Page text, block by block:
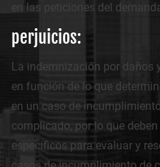
en las peticiones del
perjuicios:
La indemnización por daños
en función de lo que
en un caso de
complicado, por lo que
específicos para evaluar y